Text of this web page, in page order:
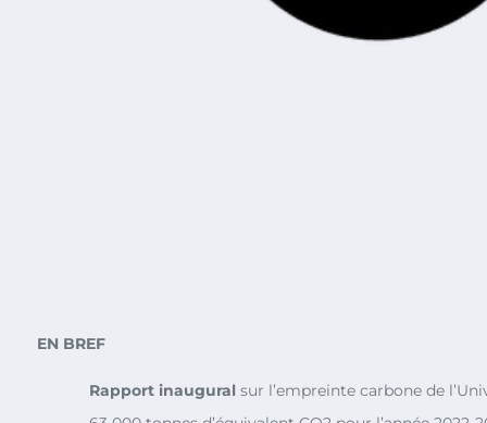
EN BREF
Rapport inaugural sur l’empreinte carbone de